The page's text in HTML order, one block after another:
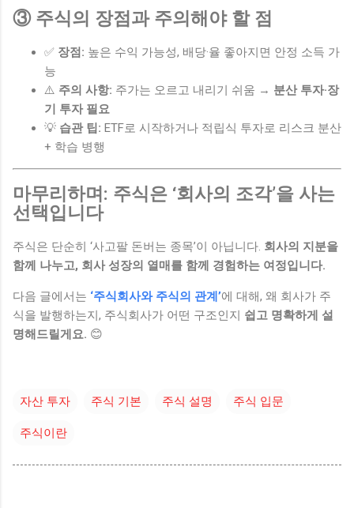
③ 주식의 장점과 주의해야 할 점
✅ 장점: 높은 수익 가능성, 배당·율 좋아지면 안정 소득 가
능
⚠️ 주의 사항: 주가는 오르고 내리기 쉬움 → 분산 투자·장
기 투자 필요
💡 습관 팁: ETF로 시작하거나 적립식 투자로 리스크 분산
+ 학습 병행
마무리하며: 주식은 ‘회사의 조각’을 사는
선택입니다
주식은 단순히 ‘사고팔 돈버는 종목’이 아닙니다. 회사의 지분을
함께 나누고, 회사 성장의 열매를 함께 경험하는 여정입니다.
다음 글에서는 ‘주식회사와 주식의 관계’에 대해, 왜 회사가 주
식을 발행하는지, 주식회사가 어떤 구조인지 쉽고 명확하게 설
명해드릴게요. 😊
자산 투자 주식 기본 주식 설명 주식 입문
주식이란